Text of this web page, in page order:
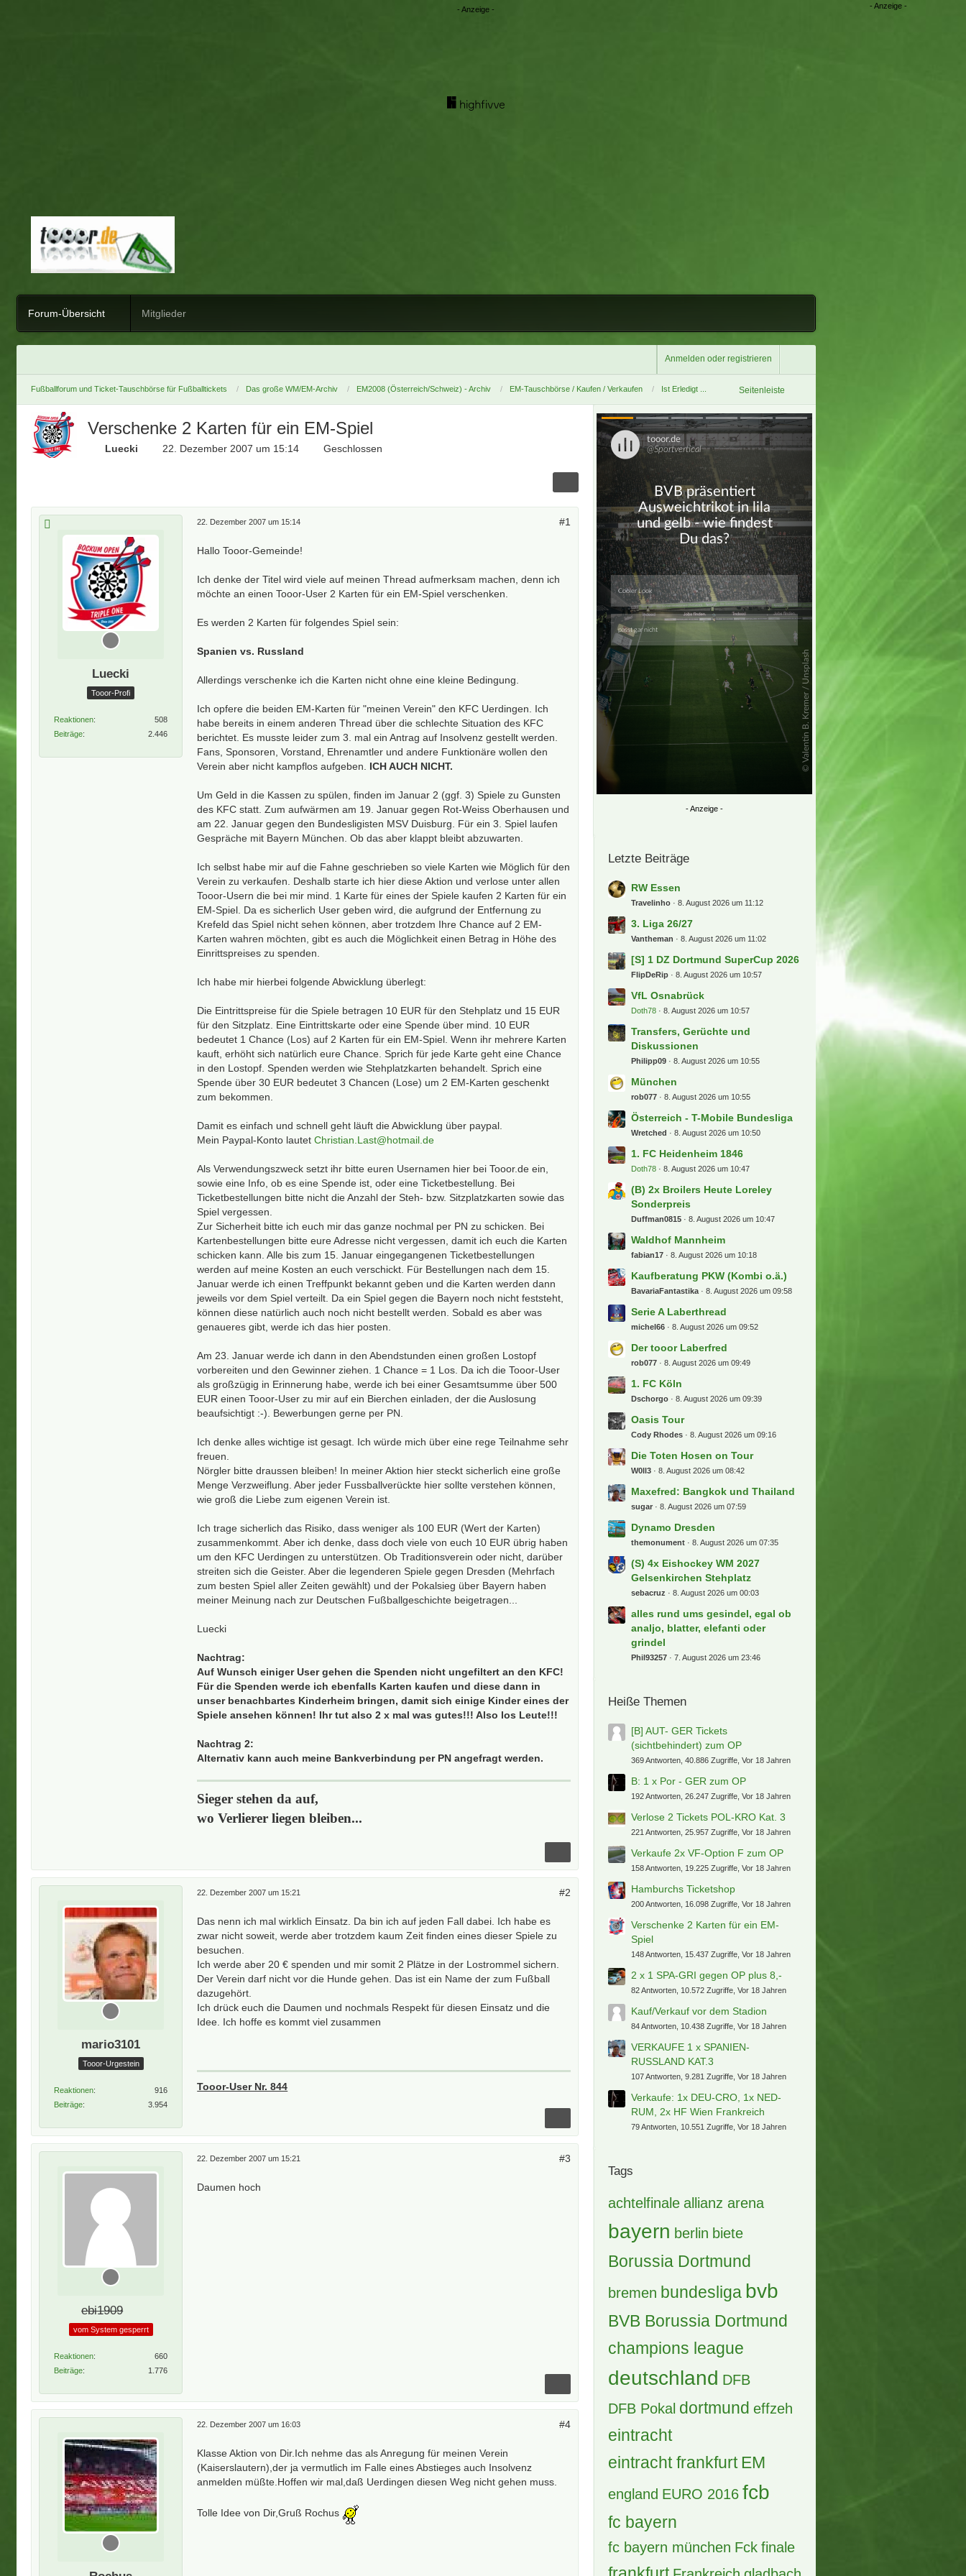
Forum-Übersicht Mitglieder
Anmelden oder registrieren
Fußballforum und Ticket-Tauschbörse für Fußballtickets Das große WM/EM-Archiv EM2008 (Österreich/Schweiz) - Archiv EM-Tauschbörse / Kaufen / Verkaufen Ist Erledigt ... Seitenleiste
Verschenke 2 Karten für ein EM-Spiel
Luecki 22. Dezember 2007 um 15:14 Geschlossen
Luecki
Tooor-Profi
Reaktionen
508
Beiträge
2.446
22. Dezember 2007 um 15:14 #1
Hallo Tooor-Gemeinde!
Ich denke der Titel wird viele auf meinen Thread aufmerksam machen, denn ich
möchte an einen Tooor-User 2 Karten für ein EM-Spiel verschenken.
Es werden 2 Karten für folgendes Spiel sein:
Spanien vs. Russland
Allerdings verschenke ich die Karten nicht ohne eine kleine Bedingung.
Ich opfere die beiden EM-Karten für "meinen Verein" den KFC Uerdingen. Ich
habe bereits in einem anderen Thread über die schlechte Situation des KFC
berichtet. Es musste leider zum 3. mal ein Antrag auf Insolvenz gestellt werden.
Fans, Sponsoren, Vorstand, Ehrenamtler und andere Funktionäre wollen den
Verein aber nicht kampflos aufgeben.
ICH AUCH NICHT.
Um Geld in die Kassen zu spülen, finden im Januar 2 (ggf. 3) Spiele zu Gunsten
des KFC statt. Zum aufwärmen am 19. Januar gegen Rot-Weiss Oberhausen und
am 22. Januar gegen den Bundesligisten MSV Duisburg. Für ein 3. Spiel laufen
Gespräche mit Bayern München. Ob das aber klappt bleibt abzuwarten.
Ich selbst habe mir auf die Fahne geschrieben so viele Karten wie Möglich für den
Verein zu verkaufen. Deshalb starte ich hier diese Aktion und verlose unter allen
Tooor-Usern die bei mir mind. 1 Karte für eines der Spiele kaufen 2 Karten für ein
EM-Spiel. Da es sicherlich User geben wird, die aufgrund der Entfernung zu
Krefeld das Spiel nicht sehen können, aber trotzdem Ihre Chance auf 2 EM-
Karten wahren möchten, gibt es auch die Möglichkeit einen Betrag in Höhe des
Einrittspreises zu spenden.
Ich habe mir hierbei folgende Abwicklung überlegt:
Die Eintrittspreise für die Spiele betragen 10 EUR für den Stehplatz und 15 EUR
für den Sitzplatz. Eine Eintrittskarte oder eine Spende über mind. 10 EUR
bedeutet 1 Chance (Los) auf 2 Karten für ein EM-Spiel. Wenn ihr mehrere Karten
kauft, erhöht sich natürlich eure Chance. Sprich für jede Karte geht eine Chance
in den Lostopf. Spenden werden wie Stehplatzkarten behandelt. Sprich eine
Spende über 30 EUR bedeutet 3 Chancen (Lose) um 2 EM-Karten geschenkt
zum bekommen.
Damit es einfach und schnell geht läuft die Abwicklung über paypal.
Mein Paypal-Konto lautetChristian.Last@hotmail.de
Als Verwendungszweck setzt ihr bitte euren Usernamen hier bei Tooor.de ein,
sowie eine Info, ob es eine Spende ist, oder eine Ticketbestellung. Bei
Ticketbestellungen bitte nicht die Anzahl der Steh- bzw. Sitzplatzkarten sowie das
Spiel vergessen.
Zur Sicherheit bitte ich euch mir das ganze nochmal per PN zu schicken. Bei
Kartenbestellungen bitte eure Adresse nicht vergessen, damit ich euch die Karten
schicken kann. Alle bis zum 15. Januar eingegangenen Ticketbestellungen
werden auf meine Kosten an euch verschickt. Für Bestellungen nach dem 15.
Januar werde ich einen Treffpunkt bekannt geben und die Karten werden dann
jeweils vor dem Spiel verteilt. Da ein Spiel gegen die Bayern noch nicht feststeht,
können diese natürlich auch noch nicht bestellt werden. Sobald es aber was
genaueres gibt, werde ich das hier posten.
Am 23. Januar werde ich dann in den Abendstunden einen großen Lostopf
vorbereiten und den Gewinner ziehen. 1 Chance = 1 Los. Da ich die Tooor-User
als großzügig in Erinnerung habe, werde ich bei einer Gesamtsumme über 500
EUR einen Tooor-User zu mir auf ein Bierchen einladen, der die Auslosung
beaufsichtigt :-). Bewerbungen gerne per PN.
Ich denke alles wichtige ist gesagt. Ich würde mich über eine rege Teilnahme sehr
freuen.
Nörgler bitte draussen bleiben! In meiner Aktion hier steckt sicherlich eine große
Menge Verzweiflung. Aber jeder Fussballverückte hier sollte verstehen können,
wie groß die Liebe zum eigenen Verein ist.
Ich trage sicherlich das Risiko, dass weniger als 100 EUR (Wert der Karten)
zusammenkommt. Aber ich denke, dass doch viele von euch 10 EUR übrig haben
um den KFC Uerdingen zu unterstützen. Ob Traditionsverein oder nicht, darüber
streiten sich die Geister. Aber die legenderen Spiele gegen Dresden (Mehrfach
zum besten Spiel aller Zeiten gewählt) und der Pokalsieg über Bayern haben
meiner Meinung nach zur Deutschen Fußballgeschichte beigetragen...
Luecki
Nachtrag:
Auf Wunsch einiger User gehen die Spenden nicht ungefiltert an den KFC!
Für die Spenden werde ich ebenfalls Karten kaufen und diese dann in
unser benachbartes Kinderheim bringen, damit sich einige Kinder eines der
Spiele ansehen können! Ihr tut also 2 x mal was gutes!!! Also los Leute!!!
Nachtrag 2:
Alternativ kann auch meine Bankverbindung per PN angefragt werden.
Sieger stehen da auf,
wo Verlierer liegen bleiben...
mario3101
Tooor-Urgestein
Reaktionen
916
Beiträge
3.954
22. Dezember 2007 um 15:21 #2
Das nenn ich mal wirklich Einsatz. Da bin ich auf jeden Fall dabei. Ich habe es
zwar nicht soweit, werde aber trotzdem kaum Zeit finden eines dieser Spiele zu
besuchen.
Ich werde aber 20 € spenden und mir somit 2 Plätze in der Lostrommel sichern.
Der Verein darf nicht vor die Hunde gehen. Das ist ein Name der zum Fußball
dazugehört.
Ich drück euch die Daumen und nochmals Respekt für diesen Einsatz und die
Idee. Ich hoffe es kommt viel zusammen
Tooor-User Nr. 844
ebi1909
vom System gesperrt
Reaktionen
660
Beiträge
1.776
22. Dezember 2007 um 15:21 #3
Daumen hoch
22. Dezember 2007 um 16:03 #4
Klasse Aktion von Dir.Ich nehme das als Anregung für meinen Verein
(Kaiserslautern),der ja vermutlich im Falle eines Abstieges auch Insolvenz
anmelden müßte.Hoffen wir mal,daß Uerdingen diesen Weg nicht gehen muss.
Tolle Idee von Dir,Gruß Rochus
Überspringen
Letzte Beiträge
RW Essen
Travelinho 8. August 2026 um 11:12
3. Liga 26/27
Vantheman 8. August 2026 um 11:02
[S] 1 DZ Dortmund SuperCup 2026
FlipDeRip 8. August 2026 um 10:57
VfL Osnabrück
Doth78 8. August 2026 um 10:57
Transfers, Gerüchte und
Diskussionen
Philipp09 8. August 2026 um 10:55
München
rob077 8. August 2026 um 10:55
Österreich - T-Mobile Bundesliga
Wretched 8. August 2026 um 10:50
1. FC Heidenheim 1846
Doth78 8. August 2026 um 10:47
(B) 2x Broilers Heute Loreley
Sonderpreis
Duffman0815 8. August 2026 um 10:47
Waldhof Mannheim
fabian17 8. August 2026 um 10:18
Kaufberatung PKW (Kombi o.ä.)
BavariaFantastika 8. August 2026 um 09:58
Serie A Laberthread
michel66 8. August 2026 um 09:52
Der tooor Laberfred
rob077 8. August 2026 um 09:49
1. FC Köln
Dschorgo 8. August 2026 um 09:39
Oasis Tour
Cody Rhodes 8. August 2026 um 09:16
Die Toten Hosen on Tour
W0ll3 8. August 2026 um 08:42
Maxefred: Bangkok und Thailand
sugar 8. August 2026 um 07:59
Dynamo Dresden
themonument 8. August 2026 um 07:35
(S) 4x Eishockey WM 2027
Gelsenkirchen Stehplatz
sebacruz 8. August 2026 um 00:03
alles rund ums gesindel, egal ob
analjo, blatter, elefanti oder
grindel
Phil93257 7. August 2026 um 23:46
Heiße Themen
[B] AUT- GER Tickets
(sichtbehindert) zum OP
369 Antworten, 40.886 Zugriffe, Vor 18 Jahren
B: 1 x Por - GER zum OP
192 Antworten, 26.247 Zugriffe, Vor 18 Jahren
Verlose 2 Tickets POL-KRO Kat. 3
221 Antworten, 25.957 Zugriffe, Vor 18 Jahren
Verkaufe 2x VF-Option F zum OP
158 Antworten, 19.225 Zugriffe, Vor 18 Jahren
Hamburchs Ticketshop
200 Antworten, 16.098 Zugriffe, Vor 18 Jahren
Verschenke 2 Karten für ein EM-
Spiel
148 Antworten, 15.437 Zugriffe, Vor 18 Jahren
2 x 1 SPA-GRI gegen OP plus 8,-
82 Antworten, 10.572 Zugriffe, Vor 18 Jahren
Kauf/Verkauf vor dem Stadion
84 Antworten, 10.438 Zugriffe, Vor 18 Jahren
VERKAUFE 1 x SPANIEN-
RUSSLAND KAT.3
107 Antworten, 9.281 Zugriffe, Vor 18 Jahren
Verkaufe: 1x DEU-CRO, 1x NED-
RUM, 2x HF Wien Frankreich
79 Antworten, 10.551 Zugriffe, Vor 18 Jahren
Tags
achtelfinale allianz arena
bayern berlin biete
Borussia Dortmund
bremen bundesliga bvb
BVB Borussia Dortmund
champions league
deutschland DFB
DFB Pokal dortmund effzeh
eintracht
eintracht frankfurt EM
england EURO 2016 fcb
fc bayern
fc bayern münchen Fck finale